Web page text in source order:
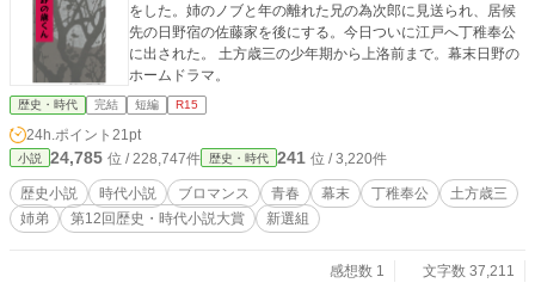
をした。姉のノブと年の離れた兄の為次郎に見送られ、居候
先の日野宿の佐藤家を後にする。今日ついに江戸へ丁稚奉公
に出された。 土方歳三の少年期から上洛前まで。幕末日野の
ホームドラマ。
歴史・時代 完結 短編 R15
24h.ポイント 21pt
小説 24,785 位 / 228,747件 歴史・時代 241 位 / 3,220件
歴史小説 時代小説 ブロマンス 青春 幕末 丁稚奉公
土方歳三
姉弟
第12回歴史・時代小説大賞 新選組
感想数 1
文字数 37,211